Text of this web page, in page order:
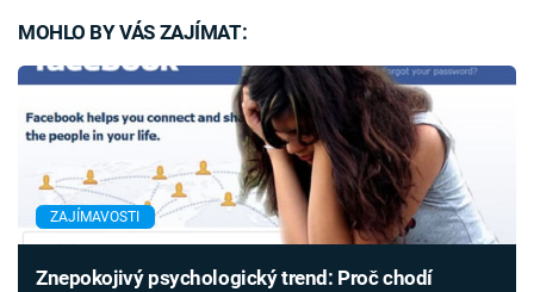
MOHLO BY VÁS ZAJÍMAT:
ZAJÍMAVOSTI
Znepokojivý psychologický trend: Proč chodí